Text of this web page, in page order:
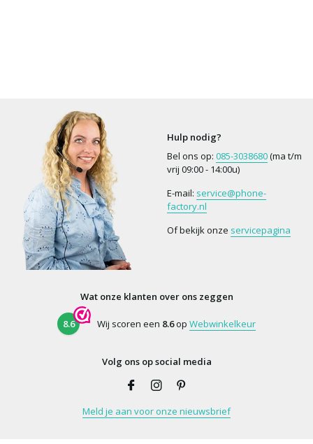
Hulp nodig?
Bel ons op: 085-3038680(ma t/m
vrij 09:00 - 14:00u)
E-mail: service@phone-
factory.nl
Of bekijk onze servicepagina
Wat onze klanten over ons zeggen
8.6 Wij scoren een 8.6op Webwinkelkeur
Volg ons op social media
Meld je aan voor onze nieuwsbrief